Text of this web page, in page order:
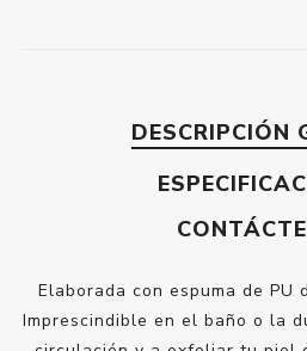
DESCRIPCIÓN
Elaborada con espuma de PU
Imprescindible en el baño o la